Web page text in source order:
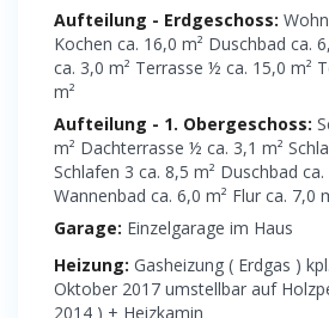
Aufteilung - Erdgeschoss:
Kochen ca. 16,0 m² Duschbad ca.
ca. 3,0 m² Terrasse ½ ca. 15,0 m²
m²
Aufteilung - 1. Obergeschoss:
m² Dachterrasse ½ ca. 3,1 m²
Schlafen 3 ca. 8,5 m² Duschbad ca.
Wannenbad ca. 6,0 m² Flur ca. 7,0
Garage: Einzelgarage im Haus
Heizung: Gasheizung ( Erdgas )
Oktober 2017 umstellbar auf
2014 ) + Heizkamin